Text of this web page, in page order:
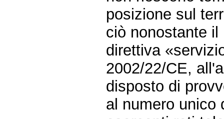
posizione sul
ciò nonostante
direttiva
2002/22/CE,
disposto di
al numero unico